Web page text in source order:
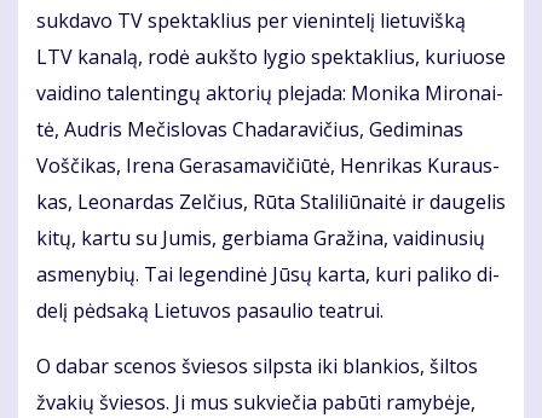
suk­da­vo TV spek­tak­lius per vie­nin­te­lį lie­tu­viš­ką
LTV ka­na­lą, ro­dė aukš­to ly­gio spek­tak­lius, ku­riuo­se
vai­di­no ta­len­tin­gų ak­to­rių ple­ja­da: Mo­ni­ka Mi­ro­nai­
tė, Aud­ris Me­čis­lo­vas Cha­da­ra­vi­čius, Ge­di­mi­nas
Voš­či­kas, Ire­na Ge­ra­sa­ma­vi­čiū­tė, Hen­ri­kas Ku­raus­
kas, Le­o­nar­das Zel­čius, Rū­ta Sta­li­liū­nai­tė ir dau­ge­lis
ki­tų, kar­tu su Ju­mis, ger­bia­ma Gra­ži­na, vai­di­nu­sių
as­me­ny­bių. Tai le­gen­di­nė Jū­sų kar­ta, ku­ri pa­li­ko di­
de­lį pėd­sa­ką Lie­tu­vos pa­sau­lio te­at­rui.
O da­bar sce­nos švie­sos silps­ta iki blan­kios, šil­tos
žva­kių švie­sos. Ji mus su­kvie­čia pa­bū­ti ra­my­bė­je,